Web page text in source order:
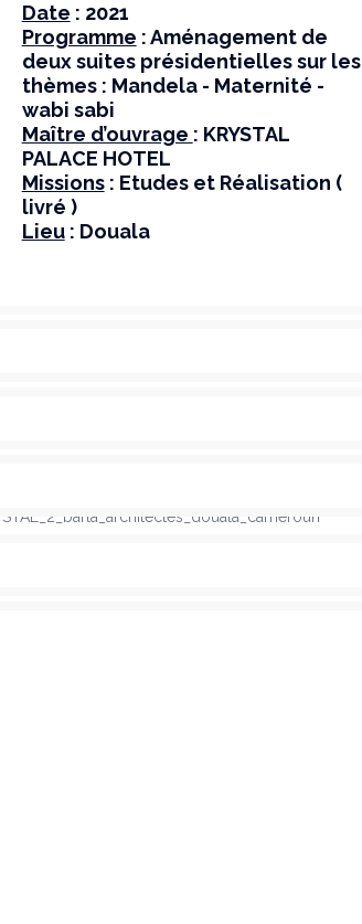
Date : 2021
Programme : Aménagement de
deux suites présidentielles sur les
thèmes : Mandela - Maternité -
wabi sabi
Maître d’ouvrage : KRYSTAL
PALACE HOTEL
Missions: Etudes et Réalisation (
livré )
Lieu: Douala